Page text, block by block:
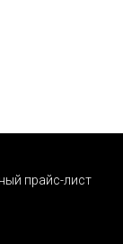
прайс-лист